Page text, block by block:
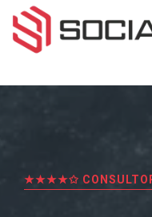
★★★★✩ CONSULTOR